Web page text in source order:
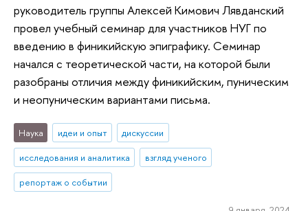
руководитель группы Алексей Кимович Лявданский
провел учебный семинар для участников НУГ по
введению в финикийскую эпиграфику. Семинар
начался с теоретической части, на которой были
разобраны отличия между финикийским, пуническим
и неопуническим вариантами письма.
Наука идеи и опыт
дискуссии
исследования и аналитика
взгляд ученого
репортаж о событии